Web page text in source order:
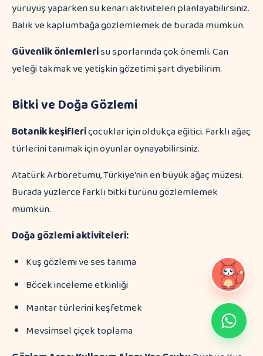
yürüyüş yaparken su kenarı aktiviteleri planlayabilirsiniz.
Balık ve kaplumbağa gözlemlemek de burada mümkün.
Güvenlik önlemlerisu sporlarında çok önemli. Can
yeleği takmak ve yetişkin gözetimi şart diyebilirim.
Bitki ve Doğa Gözlemi
Botanik keşifleriçocuklar için oldukça eğitici. Farklı ağaç
türlerini tanımak için oyunlar oynayabilirsiniz.
Atatürk Arboretumu, Türkiye'nin en büyük ağaç müzesi.
Burada yüzlerce farklı bitki türünü gözlemlemek
mümkün.
Doğa gözlemi aktiviteleri:
Kuş gözlemi ve ses tanıma
Böcek inceleme etkinliği
Mantar türlerini keşfetmek
Mevsimsel çiçek toplama